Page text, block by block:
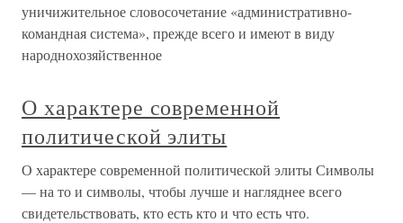
уничижительное словосочетание «административно-
командная система», прежде всего и имеют в виду
народнохозяйственное
О характере современной
политической элиты
О характере современной политической элиты Символы
— на то и символы, чтобы лучше и нагляднее всего
свидетельствовать, кто есть кто и что есть что.